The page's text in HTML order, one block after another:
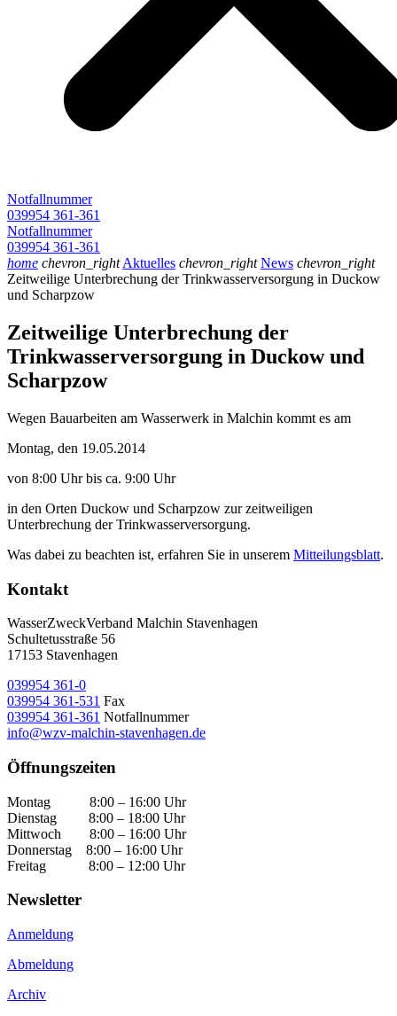
Notfallnummer
039954 361-361
Notfallnummer
039954 361-361
home chevron_right Aktuelles chevron_right News chevron_right
Zeitweilige Unterbrechung der Trinkwasserversorgung in Duckow
und Scharpzow
Zeitweilige Unterbrechung der
Trinkwasserversorgung in Duckow und
Scharpzow
Wegen Bauarbeiten am Wasserwerk in Malchin kommt es am
Montag, den 19.05.2014
von 8:00 Uhr bis ca. 9:00 Uhr
in den Orten Duckow und Scharpzow zur zeitweiligen
Unterbrechung der Trinkwasserversorgung.
Was dabei zu beachten ist, erfahren Sie in unserem Mitteilungsblatt.
Kontakt
WasserZweckVerband­ Malchin Stavenhagen
Schultetusstraße 56
17153 Stavenhagen
039954 361-0
039954 361-531 Fax
039954 361-361 Notfallnummer
info@wzv-malchin-stavenhagen.de
Öffnungszeiten
Montag 8:00 – 16:00 Uhr
Dienstag 8:00 – 18:00 Uhr
Mittwoch 8:00 – 16:00 Uhr
Donnerstag 8:00 – 16:00 Uhr
Freitag 8:00 – 12:00 Uhr
Newsletter
Anmeldung
Abmeldung
Archiv